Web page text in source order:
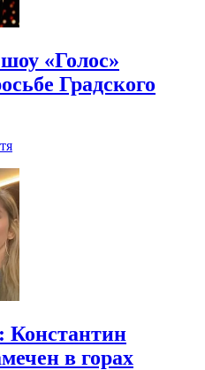
«Голос»
Градского
Константин
в горах